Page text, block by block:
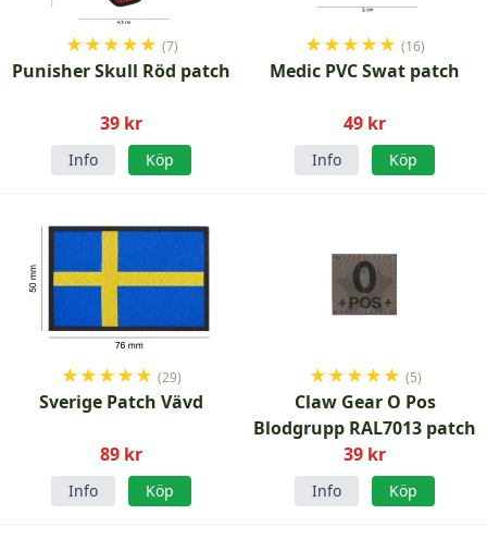
★★★★★ (7)
Punisher Skull Röd patch
39 kr
Info Köp
★★★★★ (16)
Medic PVC Swat patch
49 kr
Info Köp
★★★★★ (29)
Sverige Patch Vävd
89 kr
Info Köp
★★★★★ (5)
Claw Gear O Pos
Blodgrupp RAL7013 patch
39 kr
Info Köp